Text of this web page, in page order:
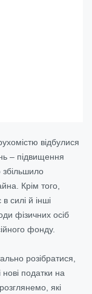
відбулися
– підвищення
збільшило
Крім того,
силі й інші
фізичних осіб
фонду.
розібратися,
податки на
які